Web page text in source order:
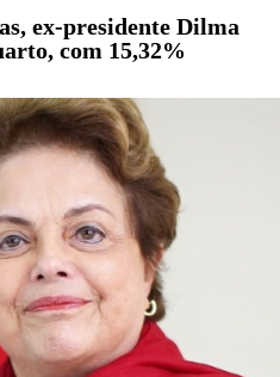
ex-presidente Dilma
com 15,32%